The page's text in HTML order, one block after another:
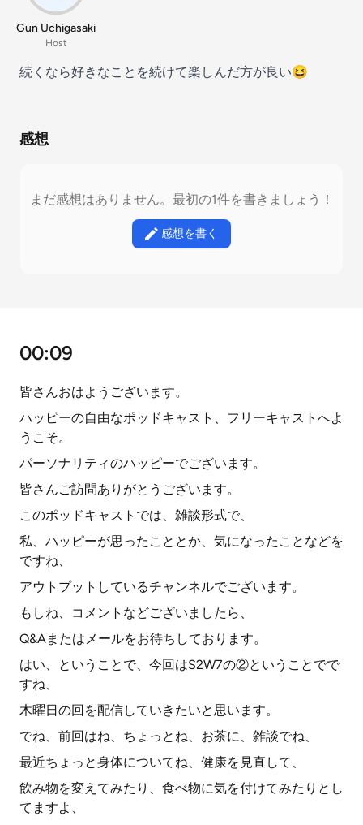
Gun Uchigasaki
Host
続くなら好きなことを続けて楽しんだ方が良い😆
感想
まだ感想はありません。最初の1件を書きましょう！
感想を書く
00:09
皆さんおはようございます。
ハッピーの自由なポッドキャスト、フリーキャストへよ
うこそ。
パーソナリティのハッピーでございます。
皆さんご訪問ありがとうございます。
このポッドキャストでは、雑談形式で、
私、ハッピーが思ったこととか、気になったことなどを
ですね、
アウトプットしているチャンネルでございます。
もしね、コメントなどございましたら、
Q&Aまたはメールをお待ちしております。
はい、ということで、今回はS2W7の②ということでで
すね、
木曜日の回を配信していきたいと思います。
でね、前回はね、ちょっとね、お茶に、雑談でね、
最近ちょっと身体についてね、健康を見直して、
飲み物を変えてみたり、食べ物に気を付けてみたりとし
てますよ、